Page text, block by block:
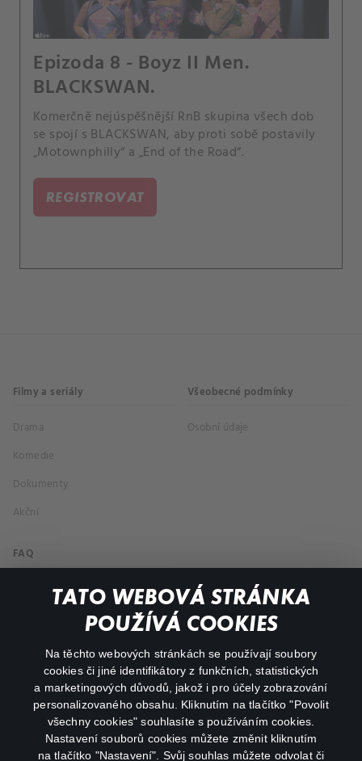
TATO WEBOVÁ STRÁNKA
POUŽÍVÁ COOKIES
Na těchto webových stránkách se používají soubory
cookies či jiné identifikátory z funkčních, statistických
a marketingových důvodů, jakož i pro účely zobrazování
personalizovaného obsahu. Kliknutím na tlačítko "Povolit
všechny cookies" souhlasíte s používáním cookies.
Nastavení souborů cookies můžete změnit kliknutím
na tlačítko "Nastavení". Svůj souhlas můžete odvolat či
Epizoda 8 - Boyz II Men.
BLACKSWAN.
Komerčně nejúspěšnější RnB skupina všech dob
se spojí s BLACKSWAN, aby proti sobě postavily
„Motownphilly“ a „End of the Road“.
REGISTROVAT
Filmy a seriály
Drama
Komedie
Dokumenty
Akční
Všeobecné podmínky
Osobní údaje
FAQ
Můj účet
Důležité odkazy
facebookinstagram
youtube